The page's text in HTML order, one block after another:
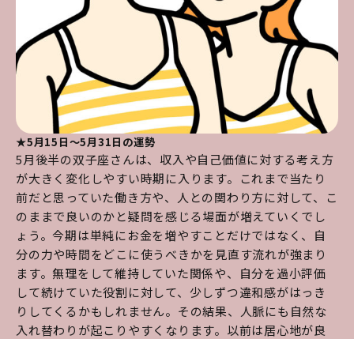
★5月15日～5月31日の運勢
5月後半の双子座さんは、収入や自己価値に対する考え方
が大きく変化しやすい時期に入ります。これまで当たり
前だと思っていた働き方や、人との関わり方に対して、こ
のままで良いのかと疑問を感じる場面が増えていくでし
ょう。今期は単純にお金を増やすことだけではなく、自
分の力や時間をどこに使うべきかを見直す流れが強まり
ます。無理をして維持していた関係や、自分を過小評価
して続けていた役割に対して、少しずつ違和感がはっき
りしてくるかもしれません。その結果、人脈にも自然な
入れ替わりが起こりやすくなります。以前は居心地が良